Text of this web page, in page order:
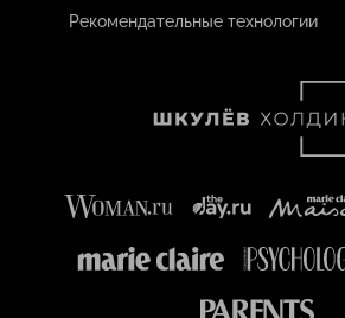
Рекомендательные технологии